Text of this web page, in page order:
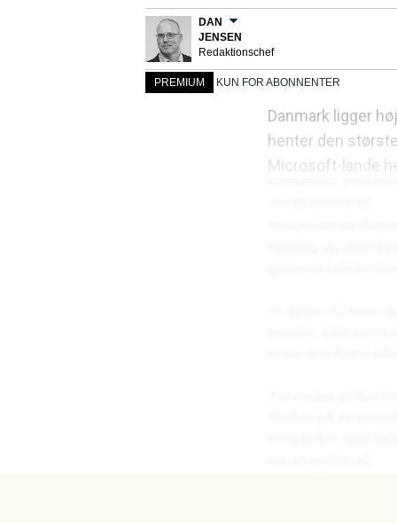
DAN
JENSEN
Redaktionschef
PREMIUM KUN FOR ABONNENTER
Danmark ligger
henter den
Microsoft-lande